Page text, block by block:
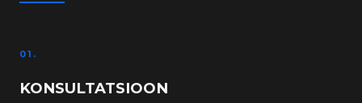
01.
KONSULTATSIOON